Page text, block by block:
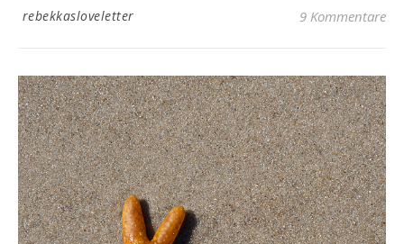
rebekkasloveletter 9 Kommentare